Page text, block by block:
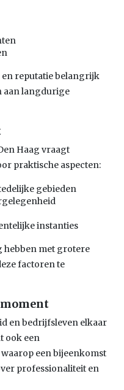
en reputatie belangrijk
aan langdurige
Haag vraagt
praktische aspecten:
gebieden
instanties
hebben met grotere
factoren te
en bedrijfsleven elkaar
ook een
een bijeenkomst
professionaliteit en